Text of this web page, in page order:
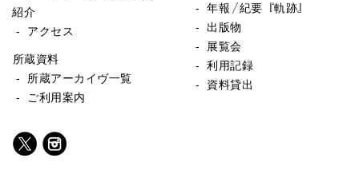
紹介
- アクセス
所蔵資料
- 所蔵アーカイヴ一覧
- ご利用案内
- 年報／紀要『軌跡』
- 出版物
- 展覧会
- 利用記録
- 資料貸出